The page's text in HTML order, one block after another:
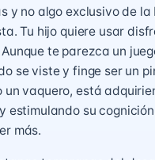
y no algo exclusivo de
Tu hijo quiere usar
te parezca un
se viste y finge ser un
un vaquero, está
estimulando su
más.